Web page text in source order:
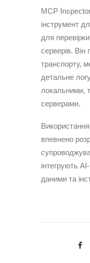
MCP
інструмент
для
серверів. Він
транспорту,
детальне
локальними,
серверами.
впевнено
інтегрують
даними та